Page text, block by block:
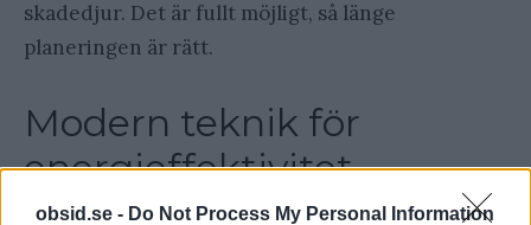
obsid.se - Do Not Process My Personal Information
skadedjur. Det är fullt möjligt, så länge
planeringen är rätt.
Modern teknik för
energieffektivitet